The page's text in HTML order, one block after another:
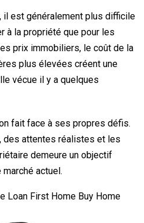
il est généralement plus difficile
à la propriété que pour les
prix immobiliers, le coût de la
plus élevées créent une
vécue il y a quelques
fait face à ses propres défis.
des attentes réalistes et les
demeure un objectif
actuel.
Loan First Home Buy Home